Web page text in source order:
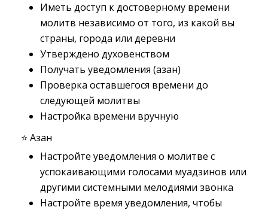
Иметь доступ к достоверному времени
молитв независимо от того, из какой вы
страны, города или деревни
Утверждено духовенством
Получать уведомления (азан)
Проверка оставшегося времени до
следующей молитвы
Настройка времени вручную
⭐️ Азан
Настройте уведомления о молитве с
успокаивающими голосами муадзинов или
другими системными мелодиями звонка
Настройте время уведомления, чтобы